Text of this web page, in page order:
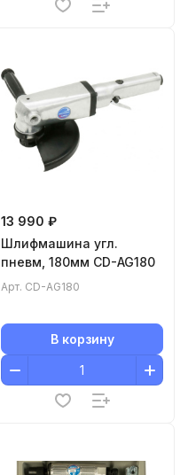
13 990 ₽
Шлифмашина угл.
пневм, 180мм CD-AG180
Арт. CD-AG180
В корзину